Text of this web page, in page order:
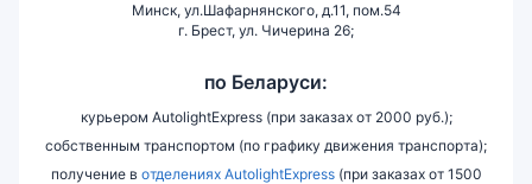
Минск, ул.Шафарнянского, д.11, пом.54
г. Брест, ул. Чичерина 26;
по Беларуси:
курьером AutolightExpress (при заказах от 2000 руб.);
собственным транспортом (по графику движения транспорта);
получение в отделениях AutolightExpress(при заказах от 1500